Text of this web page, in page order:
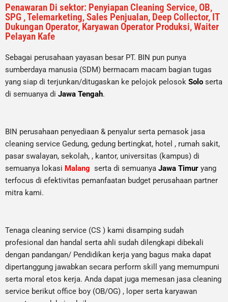
Penawaran Di sektor: Penyiapan Cleaning Service, OB,
SPG , Telemarketing, Sales Penjualan, Deep Collector, IT
Dukungan Operator, Karyawan Operator Produksi, Waiter
Pelayan Kafe
Sebagai perusahaan yayasan besar PT. BIN pun punya
sumberdaya manusia (SDM) bermacam macam bagian tugas
yang siap di terjunkan/ditugaskan ke pelojok pelosok Solo serta
di semuanya di Jawa Tengah.
BIN perusahaan penyediaan & penyalur serta pemasok jasa
cleaning service Gedung, gedung bertingkat, hotel , rumah sakit,
pasar swalayan, sekolah, , kantor, universitas (kampus) di
semuanya lokasi Malang serta di semuanya Jawa Timur yang
terfocus di efektivitas pemanfaatan budget perusahaan partner
mitra kami.
Tenaga cleaning service (CS ) kami disamping sudah
profesional dan handal serta ahli sudah dilengkapi dibekali
dengan pandangan/ Pendidikan kerja yang bagus maka dapat
dipertanggung jawabkan secara perform skill yang memumpuni
serta moral etos kerja. Anda dapat juga memesan jasa cleaning
service berikut office boy (OB/OG) , loper serta karyawan